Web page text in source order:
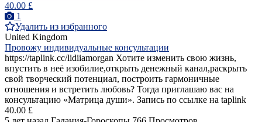
40.00 £
1
Удалить из избранного
United Kingdom
Провожу индивидуальные консультации
https://taplink.cc/lidiiamorgan Хотите изменить свою жизнь,
впустить в неё изобилие,открыть денежный канал,раскрыть
свой творческий потенциал, построить гармоничные
отношения и встретить любовь? Тогда приглашаю вас на
консультацию «Матрица души». Запись по ссылке на taplink
40.00 £